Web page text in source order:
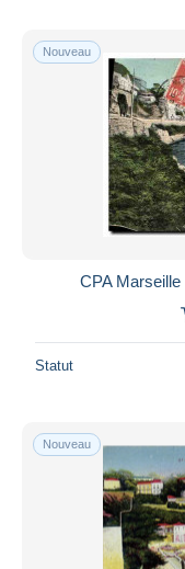
Nouveau
CPA
Statut
Nouveau